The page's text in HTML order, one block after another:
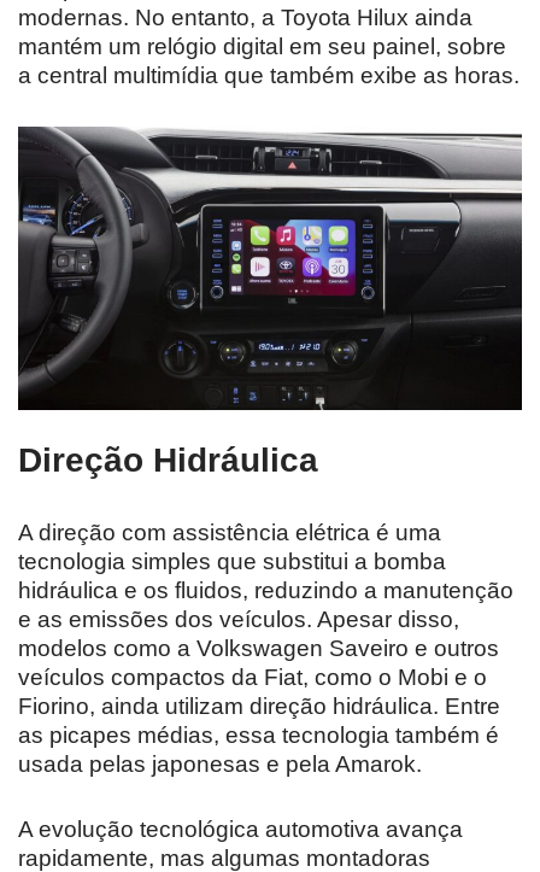
modernas. No entanto, a Toyota Hilux ainda
mantém um relógio digital em seu painel, sobre
a central multimídia que também exibe as horas.
Direção Hidráulica
A direção com assistência elétrica é uma
tecnologia simples que substitui a bomba
hidráulica e os fluidos, reduzindo a manutenção
e as emissões dos veículos. Apesar disso,
modelos como a Volkswagen Saveiro e outros
veículos compactos da Fiat, como o Mobi e o
Fiorino, ainda utilizam direção hidráulica. Entre
as picapes médias, essa tecnologia também é
usada pelas japonesas e pela Amarok.
A evolução tecnológica automotiva avança
rapidamente, mas algumas montadoras